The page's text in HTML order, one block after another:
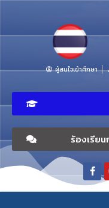
ผู้สนใจเข้าศึกษา
ร้องเรีย